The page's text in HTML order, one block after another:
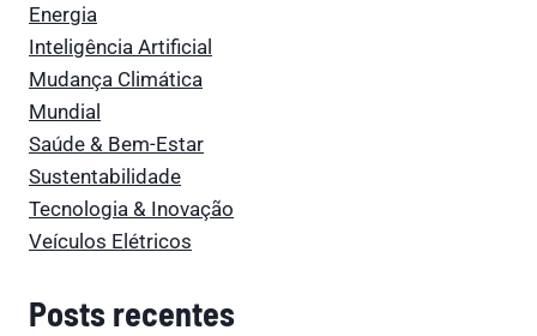
Energia
Inteligência Artificial
Mudança Climática
Mundial
Saúde & Bem-Estar
Sustentabilidade
Tecnologia & Inovação
Veículos Elétricos
Posts recentes